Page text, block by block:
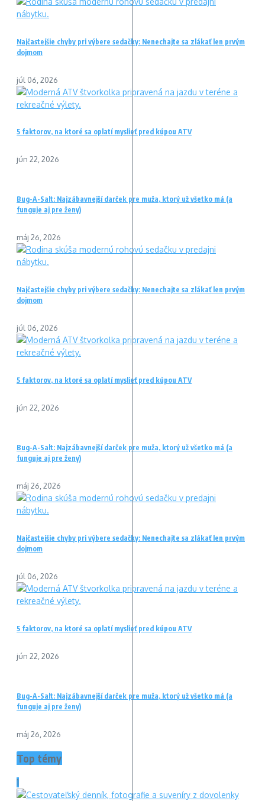
Najčastejšie chyby pri výbere sedačky: Nenechajte sa zlákať len prvým
dojmom
júl 06, 2026
5 faktorov, na ktoré sa oplatí myslieť pred kúpou ATV
jún 22, 2026
Bug-A-Salt: Najzábavnejší darček pre muža, ktorý už všetko má (a
funguje aj pre ženy)
máj 26, 2026
Najčastejšie chyby pri výbere sedačky: Nenechajte sa zlákať len prvým
dojmom
júl 06, 2026
5 faktorov, na ktoré sa oplatí myslieť pred kúpou ATV
jún 22, 2026
Bug-A-Salt: Najzábavnejší darček pre muža, ktorý už všetko má (a
funguje aj pre ženy)
máj 26, 2026
Najčastejšie chyby pri výbere sedačky: Nenechajte sa zlákať len prvým
dojmom
júl 06, 2026
5 faktorov, na ktoré sa oplatí myslieť pred kúpou ATV
jún 22, 2026
Bug-A-Salt: Najzábavnejší darček pre muža, ktorý už všetko má (a
funguje aj pre ženy)
máj 26, 2026
Top témy
1